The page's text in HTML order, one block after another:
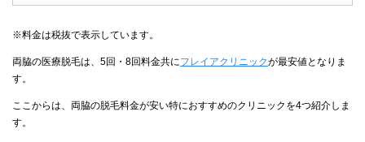
※料金は税抜で表示しています。
両脇の医療脱毛は、5回・8回料金共にフレイアクリニックが最安値となりま
す。
ここからは、両脇の脱毛料金が安い特におすすめのクリニックを4つ紹介しま
す。